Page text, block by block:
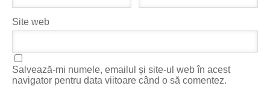
Site web
Salvează-mi numele, emailul și site-ul web în acest
navigator pentru data viitoare când o să comentez.